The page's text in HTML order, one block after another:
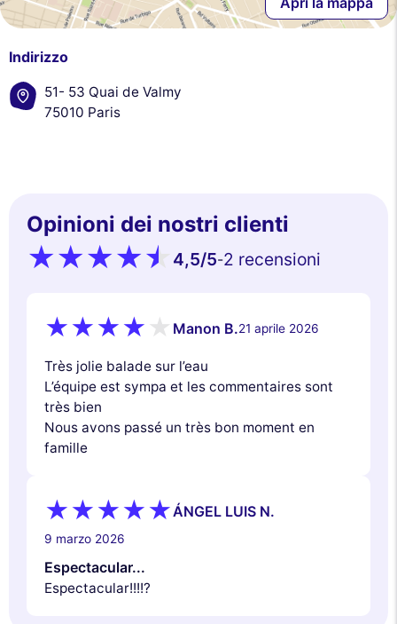
Indirizzo
51- 53 Quai de Valmy
75010 Paris
Opinioni dei nostri clienti
4,5/5-2 recensioni
Manon B.21 aprile 2026
Très jolie balade sur l’eau
L’équipe est sympa et les commentaires sont
très bien
Nous avons passé un très bon moment en
famille
ÁNGEL LUIS N.
9 marzo 2026
Espectacular...
Espectacular!!!!?